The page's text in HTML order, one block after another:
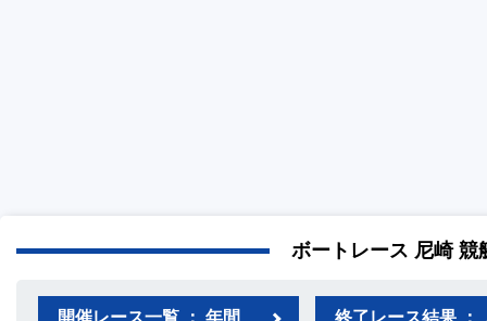
ボートレース 尼崎 競
開催レース一覧 ： 年間 終了レース結果 ：